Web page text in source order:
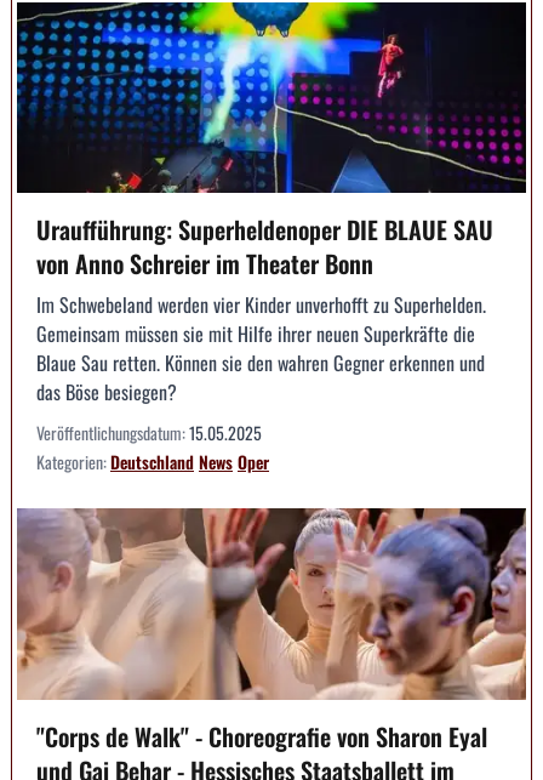
Uraufführung: Superheldenoper DIE BLAUE SAU
von Anno Schreier im Theater Bonn
Im Schwebeland werden vier Kinder unverhofft zu Superhelden.
Gemeinsam müssen sie mit Hilfe ihrer neuen Superkräfte die
Blaue Sau retten. Können sie den wahren Gegner erkennen und
das Böse besiegen?
Veröffentlichungsdatum:15.05.2025
Kategorien:DeutschlandNewsOper
"Corps de Walk" - Choreografie von Sharon Eyal
und Gai Behar - Hessisches Staatsballett im